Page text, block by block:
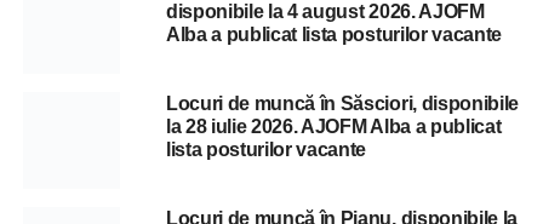
disponibile la 4 august 2026. AJOFM
Alba a publicat lista posturilor vacante
Locuri de muncă în Săsciori, disponibile
la 28 iulie 2026. AJOFM Alba a publicat
lista posturilor vacante
Locuri de muncă în Pianu, disponibile la